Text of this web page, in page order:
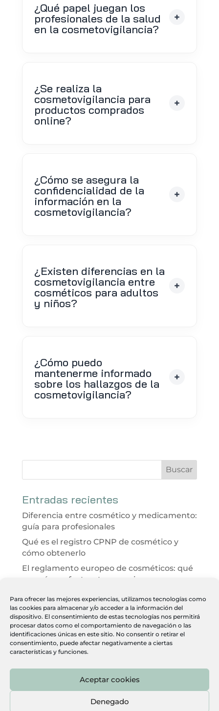
Para ofrecer las mejores experiencias, utilizamos tecnologías como
las cookies para almacenar y/o acceder a la información del
dispositivo. El consentimiento de estas tecnologías nos permitirá
procesar datos como el comportamiento de navegación o las
identificaciones únicas en este sitio. No consentir o retirar el
consentimiento, puede afectar negativamente a ciertas
características y funciones.
Aceptar cookies
Denegado
¿Qué papel juegan los
profesionales de la salud
en la cosmetovigilancia?
¿Se realiza la
cosmetovigilancia para
productos comprados
online?
¿Cómo se asegura la
confidencialidad de la
información en la
cosmetovigilancia?
¿Existen diferencias en la
cosmetovigilancia entre
cosméticos para adultos
y niños?
¿Cómo puedo
mantenerme informado
sobre los hallazgos de la
cosmetovigilancia?
Entradas recientes
Diferencia entre cosmético y medicamento:
guía para profesionales
Qué es el registro CPNP de cosmético y
cómo obtenerlo
El reglamento europeo de cosméticos: qué
es y cómo afecta a tu negocio
Evaluación de seguridad cosmética 2026:
qué es y cómo ayuda a tu clínica
Desarrollo integral de productos
cosméticos paso a paso
Heber Farma, S.L. · C. Gamonal, 5, planta 3, Nave 1, Villa de
Vallecas, 28031 Madrid ·915 046 949